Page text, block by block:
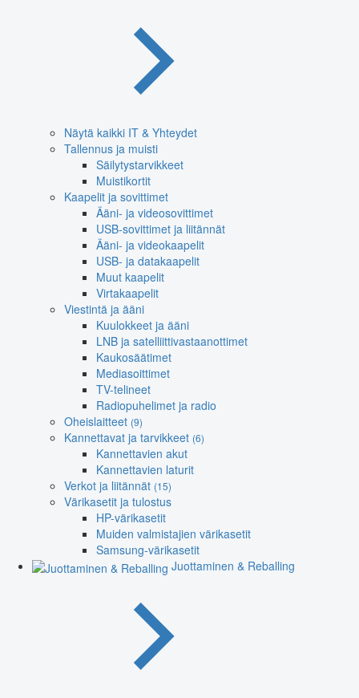
Näytä kaikki IT & Yhteydet
Tallennus ja muisti
Säilytystarvikkeet
Muistikortit
Kaapelit ja sovittimet
Ääni- ja videosovittimet
USB-sovittimet ja liitännät
Ääni- ja videokaapelit
USB- ja datakaapelit
Muut kaapelit
Virtakaapelit
Viestintä ja ääni
Kuulokkeet ja ääni
LNB ja satelliittivastaanottimet
Kaukosäätimet
Mediasoittimet
TV-telineet
Radiopuhelimet ja radio
Oheislaitteet (9)
Kannettavat ja tarvikkeet (6)
Kannettavien akut
Kannettavien laturit
Verkot ja liitännät (15)
Värikasetit ja tulostus
HP-värikasetit
Muiden valmistajien värikasetit
Samsung-värikasetit
Juottaminen & Reballing